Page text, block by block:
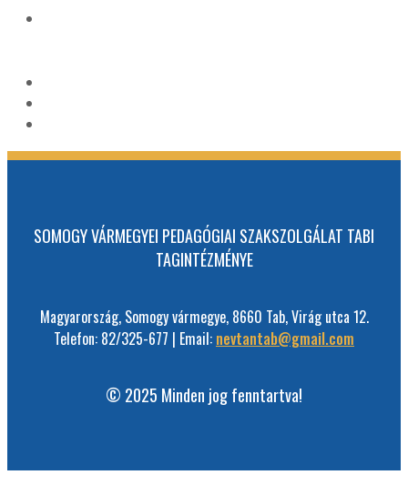
SOMOGY VÁRMEGYEI PEDAGÓGIAI SZAKSZOLGÁLAT TABI
TAGINTÉZMÉNYE
Magyarország, Somogy vármegye, 8660 Tab, Virág utca 12.
Telefon: 82/325-677 | Email: nevtantab@gmail.com
© 2025 Minden jog fenntartva!